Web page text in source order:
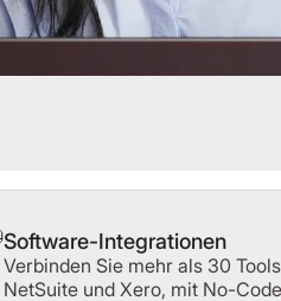
Software-Integrationen
Verbinden Sie mehr als 30
NetSuite und Xero, mit No-